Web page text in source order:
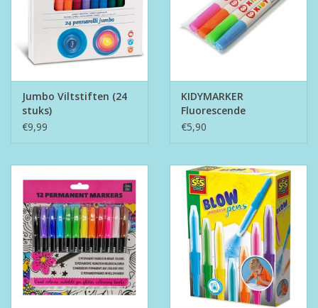
Jumbo Viltstiften (24
stuks)
€9,99
KIDYMARKER
Fluorescende
Markeerstiften
€5,90